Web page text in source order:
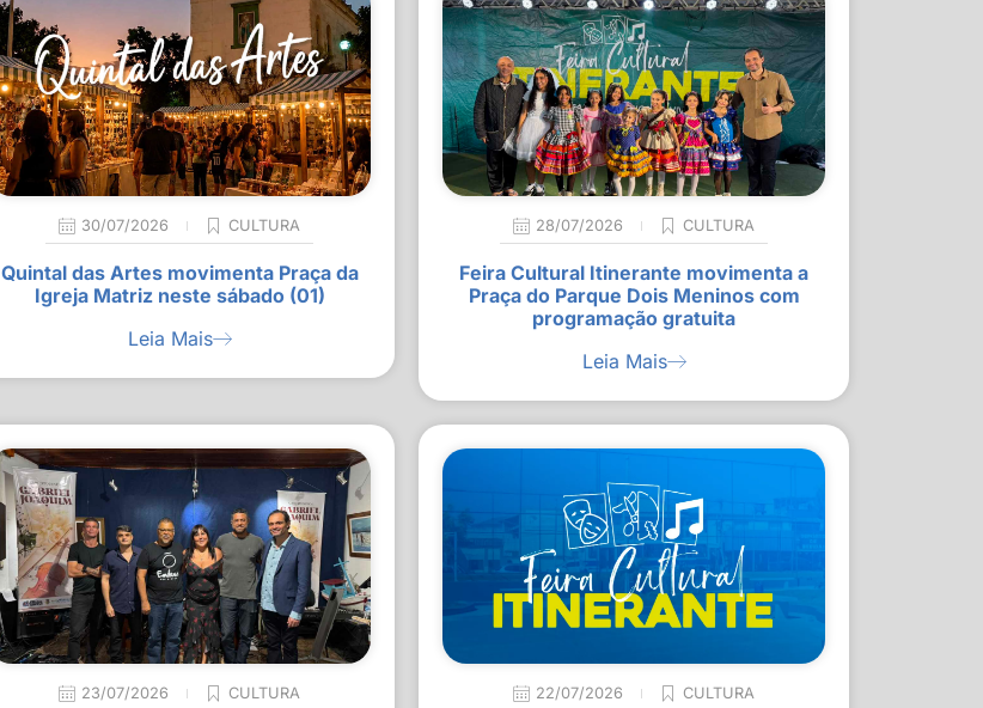
30/07/2026 CULTURA
Quintal das Artes movimenta Praça da
Igreja Matriz neste sábado (01)
Leia Mais
28/07/2026 CULTURA
Feira Cultural Itinerante movimenta a
Praça do Parque Dois Meninos com
programação gratuita
Leia Mais
23/07/2026 CULTURA 22/07/2026 CULTURA